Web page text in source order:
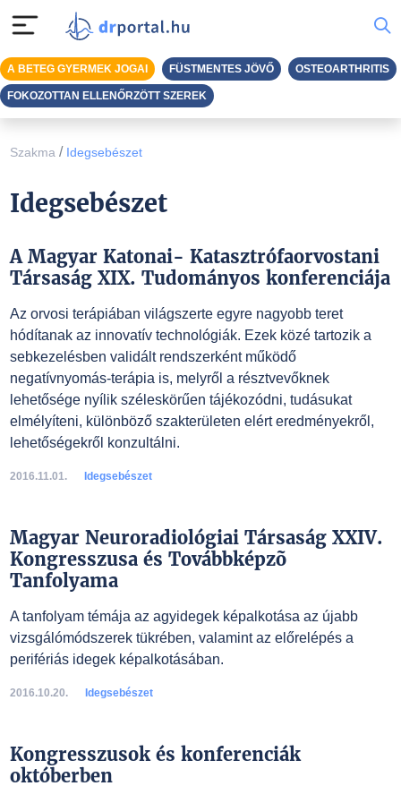
Szakma / Idegsebészet
Idegsebészet
A Magyar Katonai- Katasztrófaorvostani
Társaság XIX. Tudományos konferenciája
Az orvosi terápiában világszerte egyre nagyobb teret
hódítanak az innovatív technológiák. Ezek közé tartozik a
sebkezelésben validált rendszerként működő
negatívnyomás-terápia is, melyről a résztvevőknek
lehetősége nyílik széleskörűen tájékozódni, tudásukat
elmélyíteni, különböző szakterületen elért eredményekről,
lehetőségekről konzultálni.
2016.11.01. Idegsebészet
Magyar Neuroradiológiai Társaság XXIV.
Kongresszusa és Továbbképzõ
Tanfolyama
A tanfolyam témája az agyidegek képalkotása az újabb
vizsgálómódszerek tükrében, valamint az előrelépés a
perifériás idegek képalkotásában.
2016.10.20. Idegsebészet
Kongresszusok és konferenciák
októberben
A BETEG GYERMEK JOGAI FÜSTMENTES JÖVŐ OSTEOARTHRITIS
FOKOZOTTAN ELLENŐRZÖTT SZEREK